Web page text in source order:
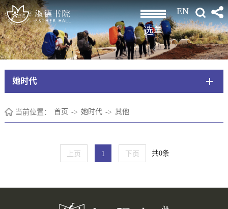
选单
EN
她时代
当前位置： 首页 -> 她时代 -> 其他
上页 1 下页 共0条